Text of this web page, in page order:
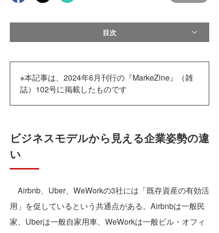
目次
※本記事は、2024年6月刊行の『MarkeZine』（雑
誌）102号に掲載したものです
ビジネスモデルから見える企業姿勢の違
い
Airbnb、Uber、WeWorkの3社には「既存資産の有効活
用」を促しているという共通点がある。Airbnbは一般民
家、Uberは一般自家用車、WeWorkは一般ビル・オフィ